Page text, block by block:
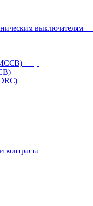
выключателям
контраста